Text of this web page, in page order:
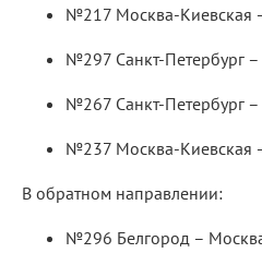
№217 Москва-Киевская
№297 Санкт-Петербург
№267 Санкт-Петербург
№237 Москва-Киевская
В обратном направлении:
№296 Белгород –